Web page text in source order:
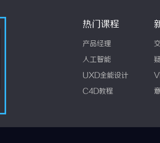
热门课程
产品经理
人工智能
UXD全能设计
C4D教程